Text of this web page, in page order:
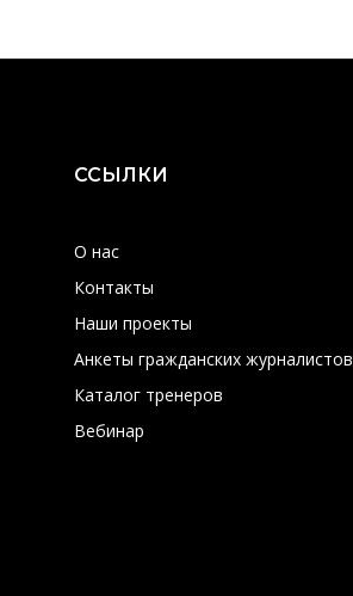
ССЫЛКИ
О нас
Контакты
Наши проекты
Анкеты гражданских журналистов
Каталог тренеров
Вебинар